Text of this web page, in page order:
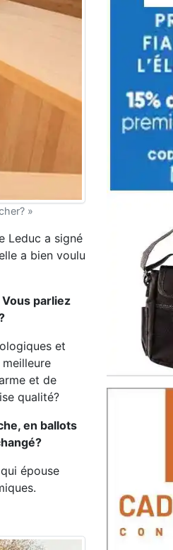
»
Leduc a signé
a bien voulu
parliez
et
et de
qualité?
en ballots
épouse